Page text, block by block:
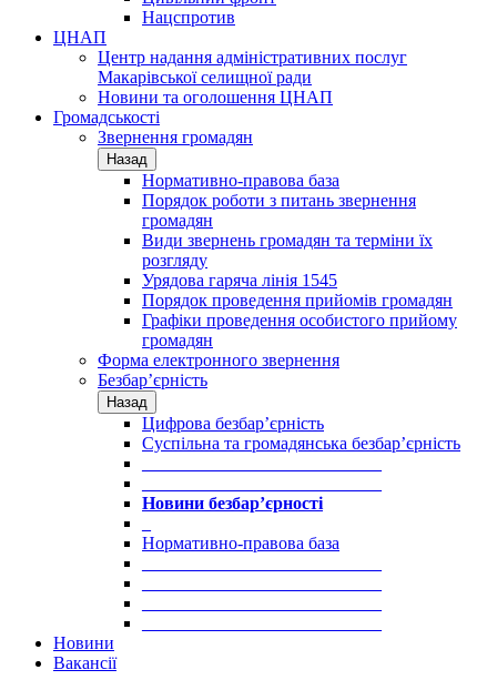
Нацспротив
ЦНАП
Центр надання адміністративних послуг
Макарівської селищної ради
Новини та оголошення ЦНАП
Громадськості
Звернення громадян
Назад
Нормативно-правова база
Порядок роботи з питань звернення
громадян
Види звернень громадян та терміни їх
розгляду
Урядова гаряча лінія 1545
Порядок проведення прийомів громадян
Графіки проведення особистого прийому
громадян
Форма електронного звернення
Безбар’єрність
Назад
Цифрова безбар’єрність
Суспільна та громадянська безбар’єрність
Новини безбар’єрності
Нормативно-правова база
Новини
Вакансії